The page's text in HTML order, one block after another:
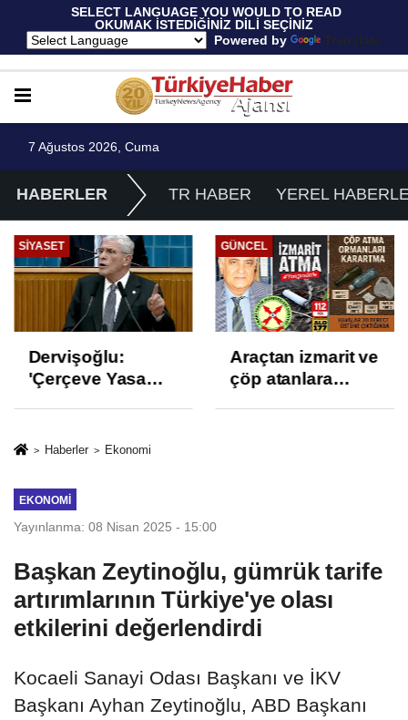
SELECT LANGUAGE YOU WOULD TO READ
OKUMAK İSTEDİĞİNİZ DİLİ SEÇİNİZ
Powered by
Translate
7 Ağustos 2026, Cuma
HABERLER TR HABER YEREL
SIYASET
Dervişoğlu:
'Çerçeve Yasa
ve İhanet
GÜNCEL
Araçtan izmarit ve
çöp atanlara
Haberler Ekonomi
EKONOMI
Yayınlanma: 08 Nisan 2025 - 15:00
Başkan Zeytinoğlu, gümrük tarife
artırımlarının Türkiye'ye olası
etkilerini değerlendirdi
Kocaeli Sanayi Odası Başkanı ve İKV
Başkanı Ayhan Zeytinoğlu, ABD Başkanı